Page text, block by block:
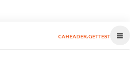
CAHEADER.GETTEST